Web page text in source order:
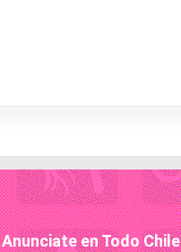
Anunciate en Todo Chile